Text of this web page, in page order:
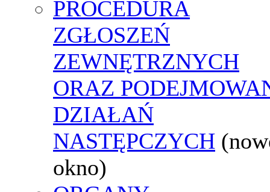
PROCEDURA
ZGŁOSZEŃ
ZEWNĘTRZNYCH
ORAZ
DZIAŁAŃ
NASTĘPCZYCH
okno)